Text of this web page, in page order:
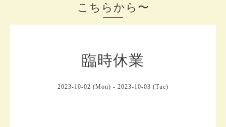
こちらから〜
臨時休業
2023-10-02 (Mon) - 2023-10-03 (Tue)